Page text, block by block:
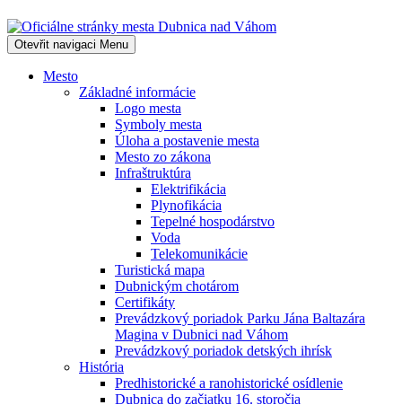
Otevřit navigaci Menu
Mesto
Základné informácie
Logo mesta
Symboly mesta
Úloha a postavenie mesta
Mesto zo zákona
Infraštruktúra
Elektrifikácia
Plynofikácia
Tepelné hospodárstvo
Voda
Telekomunikácie
Turistická mapa
Dubnickým chotárom
Certifikáty
Prevádzkový poriadok Parku Jána Baltazára
Magina v Dubnici nad Váhom
Prevádzkový poriadok detských ihrísk
História
Predhistorické a ranohistorické osídlenie
Dubnica do začiatku 16. storočia